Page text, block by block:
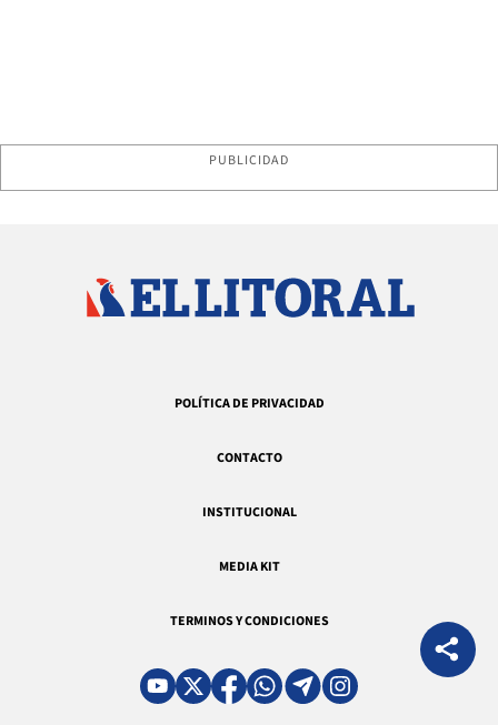
PUBLICIDAD
POLÍTICA DE PRIVACIDAD
CONTACTO
INSTITUCIONAL
MEDIA KIT
TERMINOS Y CONDICIONES